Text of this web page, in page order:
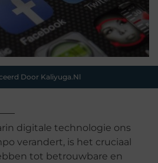
Door Kaliyuga.nl
digitale technologie ons
verandert, is het cruciaal
tot betrouwbare en